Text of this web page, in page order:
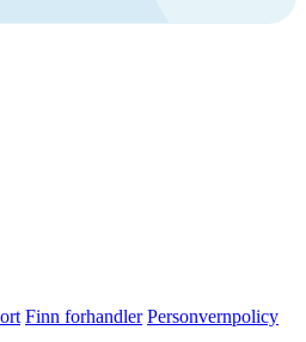
Finn forhandler Personvernpolicy